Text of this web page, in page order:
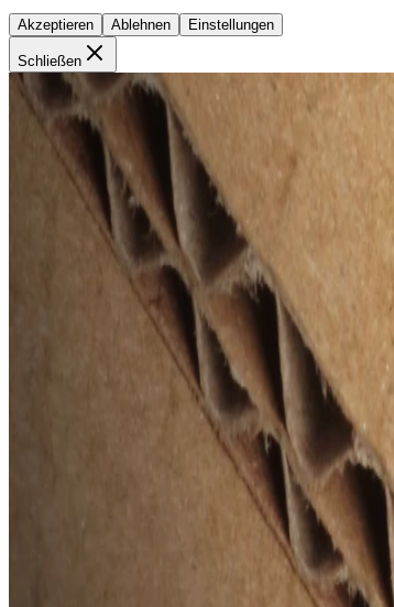
Akzeptieren Ablehnen Einstellungen
Schließen